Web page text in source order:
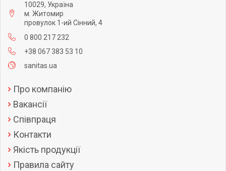
10029, Україна
м. Житомир
провулок 1-ий Сінний, 4
0 800 217 232
+38 067 383 53 10
sanitas.ua
Про компанію
Вакансії
Співпраця
Контакти
Якість продукції
Правила сайту